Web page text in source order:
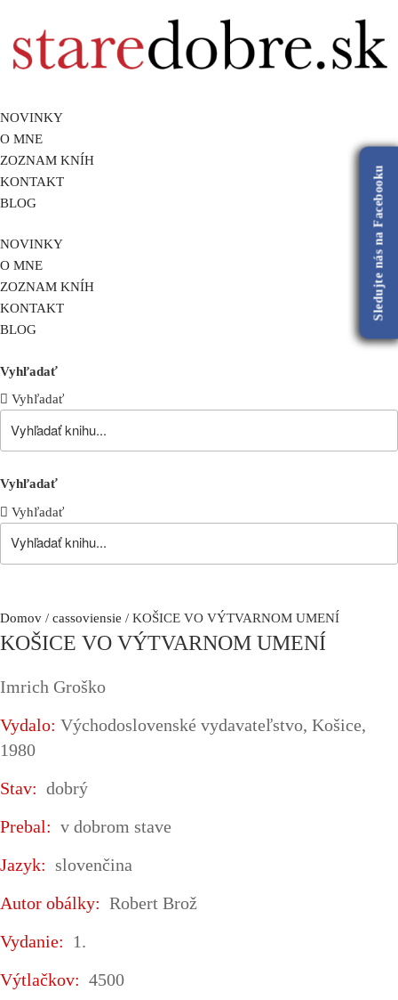
NOVINKY
O MNE
ZOZNAM KNÍH
KONTAKT
BLOG
NOVINKY
O MNE
ZOZNAM KNÍH
KONTAKT
BLOG
Vyhľadať
Vyhľadať
Vyhľadať
Vyhľadať
Domov / cassoviensie / KOŠICE VO VÝTVARNOM UMENÍ
KOŠICE VO VÝTVARNOM UMENÍ
Imrich Groško
Vydalo: Východoslovenské vydavateľstvo, Košice,
1980
Stav: dobrý
Prebal: v dobrom stave
Jazyk: slovenčina
Autor obálky: Robert Brož
Vydanie: 1.
Výtlačkov: 4500
Sledujte nás na Facebooku